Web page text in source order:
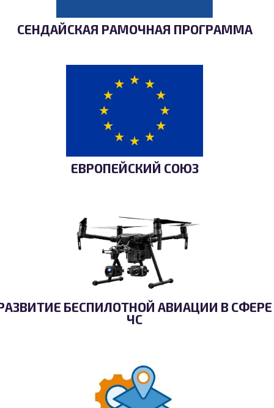
СЕНДАЙСКАЯ РАМОЧНАЯ ПРОГРАММА
ЕВРОПЕЙСКИЙ СОЮЗ
БЕСПИЛОТНОЙ АВИАЦИИ В СФЕРЕ
ЧС